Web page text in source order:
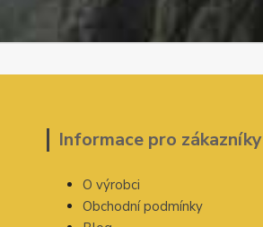
Informace pro zákazníky
O výrobci
Obchodní podmínky